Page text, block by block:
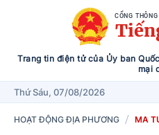
CỔNG
Trang tin điện tử của Ủy ban
mại
Thứ Sáu, 07/08/2026
HOẠT ĐỘNG ĐỊA PHƯƠNG MA